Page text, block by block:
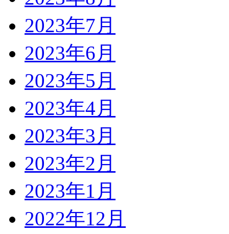
2023年7月
2023年6月
2023年5月
2023年4月
2023年3月
2023年2月
2023年1月
2022年12月